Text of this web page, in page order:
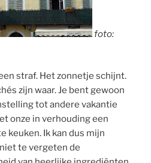
foto:
straf. Het zonnetje schijnt.
zijn waar. Je bent gewoon
tot andere vakantie
onze in verhouding een
keuken. Ik kan dus mijn
te vergeten de